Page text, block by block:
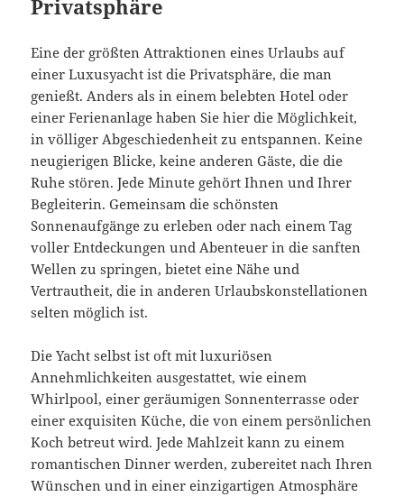
Privatsphäre
Eine der größten Attraktionen eines Urlaubs auf
einer Luxusyacht ist die Privatsphäre, die man
genießt. Anders als in einem belebten Hotel oder
einer Ferienanlage haben Sie hier die Möglichkeit,
in völliger Abgeschiedenheit zu entspannen. Keine
neugierigen Blicke, keine anderen Gäste, die die
Ruhe stören. Jede Minute gehört Ihnen und Ihrer
Begleiterin. Gemeinsam die schönsten
Sonnenaufgänge zu erleben oder nach einem Tag
voller Entdeckungen und Abenteuer in die sanften
Wellen zu springen, bietet eine Nähe und
Vertrautheit, die in anderen Urlaubskonstellationen
selten möglich ist.
Die Yacht selbst ist oft mit luxuriösen
Annehmlichkeiten ausgestattet, wie einem
Whirlpool, einer geräumigen Sonnenterrasse oder
einer exquisiten Küche, die von einem persönlichen
Koch betreut wird. Jede Mahlzeit kann zu einem
romantischen Dinner werden, zubereitet nach Ihren
Wünschen und in einer einzigartigen Atmosphäre